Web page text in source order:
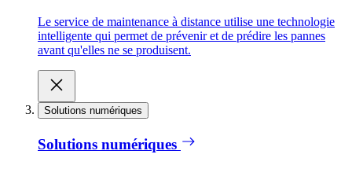
Le service de maintenance à distance utilise une technologie
intelligente qui permet de prévenir et de prédire les pannes
avant qu'elles ne se produisent.
Solutions numériques
Solutions numériques